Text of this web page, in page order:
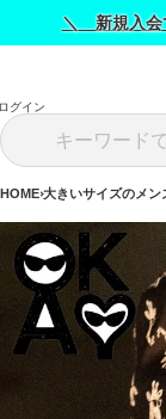
＼ 新規入会
グイン
HOME 大きいサイズのメン